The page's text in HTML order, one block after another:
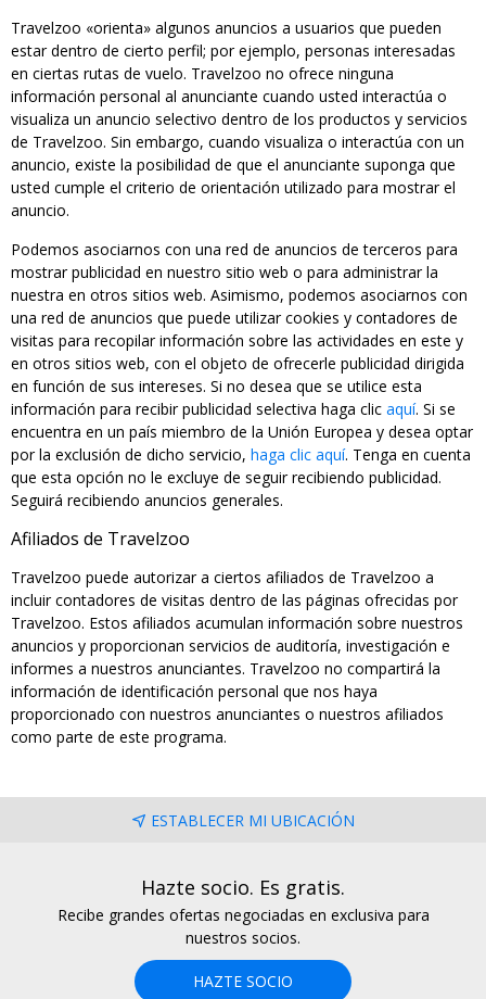
Travelzoo «orienta» algunos anuncios a usuarios que pueden
estar dentro de cierto perfil; por ejemplo, personas interesadas
en ciertas rutas de vuelo. Travelzoo no ofrece ninguna
información personal al anunciante cuando usted interactúa o
visualiza un anuncio selectivo dentro de los productos y servicios
de Travelzoo. Sin embargo, cuando visualiza o interactúa con un
anuncio, existe la posibilidad de que el anunciante suponga que
usted cumple el criterio de orientación utilizado para mostrar el
anuncio.
Podemos asociarnos con una red de anuncios de terceros para
mostrar publicidad en nuestro sitio web o para administrar la
nuestra en otros sitios web. Asimismo, podemos asociarnos con
una red de anuncios que puede utilizar cookies y contadores de
visitas para recopilar información sobre las actividades en este y
en otros sitios web, con el objeto de ofrecerle publicidad dirigida
en función de sus intereses. Si no desea que se utilice esta
información para recibir publicidad selectiva haga clic aquí. Si se
encuentra en un país miembro de la Unión Europea y desea optar
por la exclusión de dicho servicio, haga clic aquí. Tenga en cuenta
que esta opción no le excluye de seguir recibiendo publicidad.
Seguirá recibiendo anuncios generales.
Afiliados de Travelzoo
Travelzoo puede autorizar a ciertos afiliados de Travelzoo a
incluir contadores de visitas dentro de las páginas ofrecidas por
Travelzoo. Estos afiliados acumulan información sobre nuestros
anuncios y proporcionan servicios de auditoría, investigación e
informes a nuestros anunciantes. Travelzoo no compartirá la
información de identificación personal que nos haya
proporcionado con nuestros anunciantes o nuestros afiliados
como parte de este programa.
ESTABLECER MI UBICACIÓN
Hazte socio. Es gratis.
Recibe grandes ofertas negociadas en exclusiva para
nuestros socios.
HAZTE SOCIO